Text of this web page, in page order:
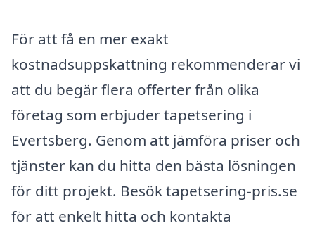
För att få en mer exakt
kostnadsuppskattning rekommenderar vi
att du begär flera offerter från olika
företag som erbjuder tapetsering i
Evertsberg. Genom att jämföra priser och
tjänster kan du hitta den bästa lösningen
för ditt projekt. Besök tapetsering-pris.se
för att enkelt hitta och kontakta